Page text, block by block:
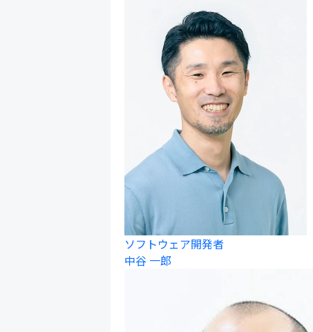
ソフトウェア開発者
中谷 一郎